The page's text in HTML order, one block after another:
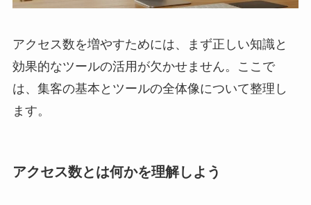
アクセス数を増やすためには、まず正しい知識と
効果的なツールの活用が欠かせません。ここで
は、集客の基本とツールの全体像について整理し
ます。
アクセス数とは何かを理解しよう